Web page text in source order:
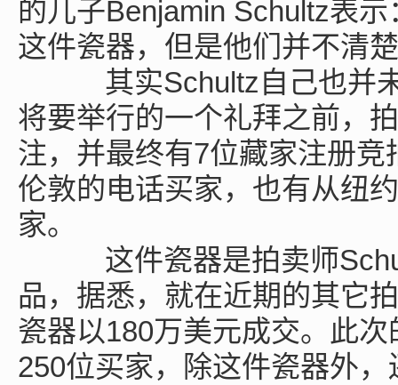
的儿子Benjamin Schultz表
这件瓷器，但是他们并不清
其实Schultz自己也并
将要举行的一个礼拜之前，
注，并最终有7位藏家注册
伦敦的电话买家，也有从纽
家。
这件瓷器是拍卖师
品，据悉，就在近期的其它
瓷器以180万美元成交。此
250位买家，除这件瓷器外